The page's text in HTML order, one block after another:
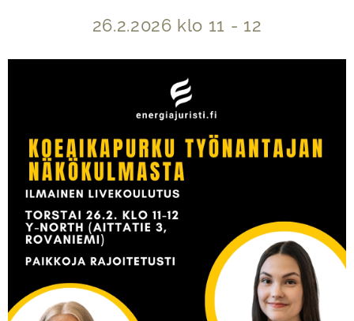
26.2.2026 klo 11 - 12